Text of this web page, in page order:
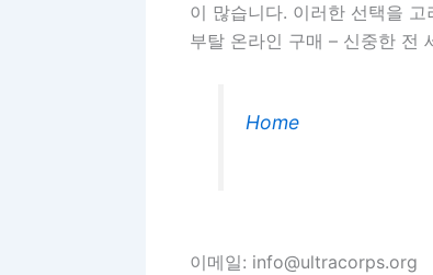
이 많습니다. 이러한 선택을
부탈 온라인 구매 – 신중한 전
Home
이메일: info@ultracorps.org